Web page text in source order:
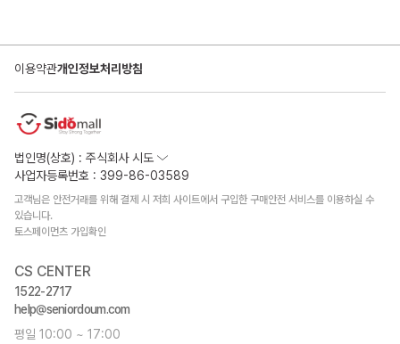
이용약관개인정보처리방침
법인명(상호) : 주식회사 시도
사업자등록번호 : 399-86-03589
고객님은 안전거래를 위해 결제 시 저희 사이트에서 구입한 구매안전 서비스를 이용하실 수
있습니다.
토스페이먼츠 가입확인
CS CENTER
1522-2717
help@seniordoum.com
평일 10:00 ~ 17:00